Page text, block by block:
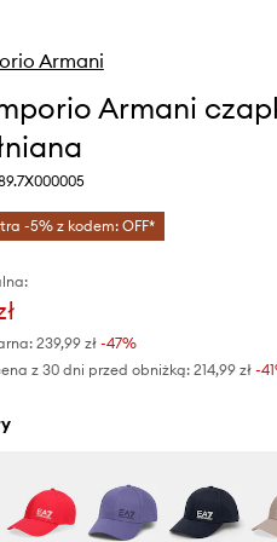
Armani
Armani
-5% z kodem: OFF*
239,99 zł-47%
z 30 dni przed obniżką: 214,99 zł -